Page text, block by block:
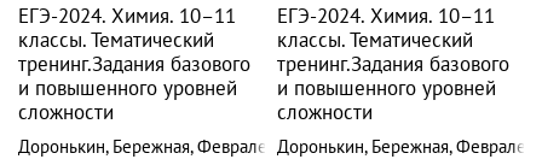
ЕГЭ-2024. Химия. 10–11
классы. Тематический
тренинг.Задания базового
и повышенного уровней
сложности
Доронькин, Бережная,Февралева
ЕГЭ-2024. Химия. 10–11
классы. Тематический
тренинг.Задания базового
и повышенного уровней
сложности
Доронькин, Бережная,Февралева